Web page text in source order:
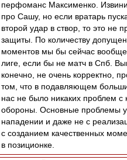
перфоманс Максименко.
про Сашу, но если вратарь
второй удар в створ, то это не
защиты. По количеству
моментов мы бы сейчас
лиге, если бы не матч в Спб.
конечно, не очень корректно,
том, что в подавляющем
нас не было никаких проблем с
обороны. Основные проблемы
нападении и даже не с
с созданием качественных
в позиционке.